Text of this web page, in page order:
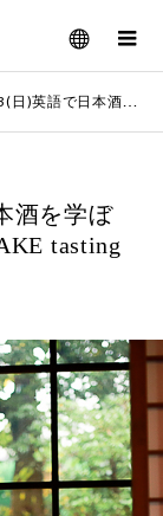
メニュー
@古民家カフェ Japanese SAKE tasting lesson
酒を学ぼ
tasting